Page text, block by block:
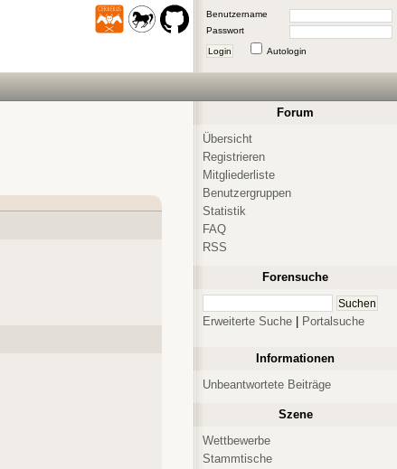
Benutzername
Passwort
Login Autologin
Forum
Übersicht
Registrieren
Mitgliederliste
Benutzergruppen
Statistik
FAQ
RSS
Forensuche
Erweiterte Suche Portalsuche
Informationen
Unbeantwortete Beiträge
Szene
Wettbewerbe
Stammtische